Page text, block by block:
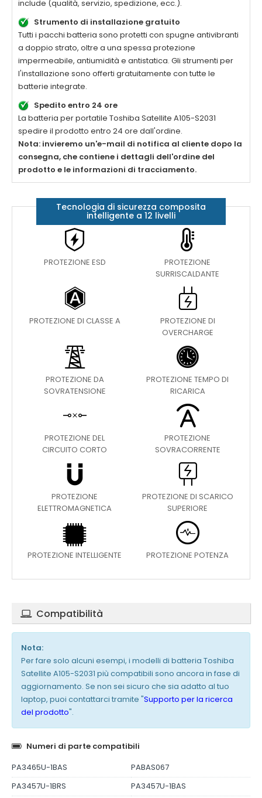
include (qualità, servizio, spedizione, ecc.).
Strumento di installazione gratuito
Tutti i pacchi batteria sono protetti con spugne antivibranti
a doppio strato, oltre a una spessa protezione
impermeabile, antiumidità e antistatica. Gli strumenti per
l'installazione sono offerti gratuitamente con tutte le
batterie integrate.
Spedito entro 24 ore
La batteria per portatile Toshiba Satellite A105-S2031
spedire il prodotto entro 24 ore dall'ordine.
Nota: invieremo un'e-mail di notifica al cliente dopo la
consegna, che contiene i dettagli dell'ordine del
prodotto e le informazioni di tracciamento.
Tecnologia di sicurezza composita
intelligente a 12 livelli
PROTEZIONE ESD
PROTEZIONE
SURRISCALDANTE
PROTEZIONE DI CLASSE A
PROTEZIONE DI
OVERCHARGE
PROTEZIONE DA
SOVRATENSIONE
PROTEZIONE TEMPO DI
RICARICA
PROTEZIONE DEL
CIRCUITO CORTO
PROTEZIONE
SOVRACORRENTE
PROTEZIONE
ELETTROMAGNETICA
PROTEZIONE DI SCARICO
SUPERIORE
PROTEZIONE INTELLIGENTE PROTEZIONE POTENZA
Compatibilità
Nota:
Per fare solo alcuni esempi, i modelli di batteria Toshiba
Satellite A105-S2031 più compatibili sono ancora in fase di
aggiornamento. Se non sei sicuro che sia adatto al tuo
laptop, puoi contattarci tramite "Supporto per la ricerca
del prodotto".
Numeri di parte compatibili
PA3465U-1BAS
PABAS067
PA3457U-1BRS
PA3457U-1BAS